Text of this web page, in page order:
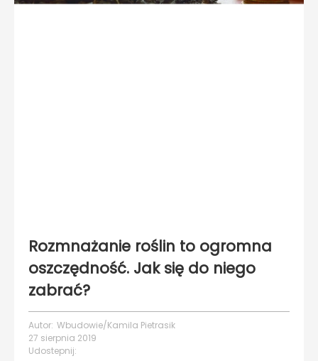
Rozmnażanie roślin to ogromna
oszczędność. Jak się do niego
zabrać?
Autor: Wbudowie/Kamila Pietrasik
27 sierpnia 2019
Udostepnij: